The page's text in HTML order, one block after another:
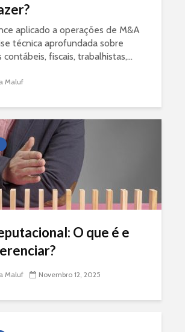
aplicado a operações de M&A
técnica aprofundada sobre
fiscais, trabalhistas,...
Maluf
O que é e
Maluf Novembro 12, 2025